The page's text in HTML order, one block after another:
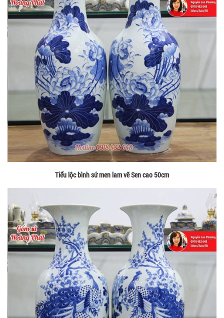
Tiểu lộc bình sứ men lam vẽ Sen cao 50cm